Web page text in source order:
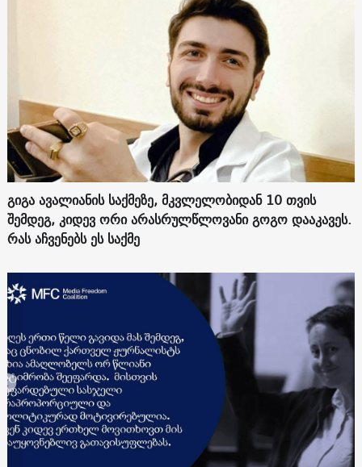
გიგა ავალიანის საქმეზე, მკვლელობიდან 10 თვის
შემდეგ, კიდევ ორი არასრულწლოვანი გოგო დააკავეს.
რას აჩვენებს ეს საქმე